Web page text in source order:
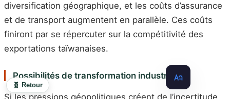
diversification géographique, et les coûts d’assurance
et de transport augmentent en parallèle. Ces coûts
finiront par se répercuter sur la compétitivité des
exportations taïwanaises.
Possibilités de transformation industrielle
🧬 Retour